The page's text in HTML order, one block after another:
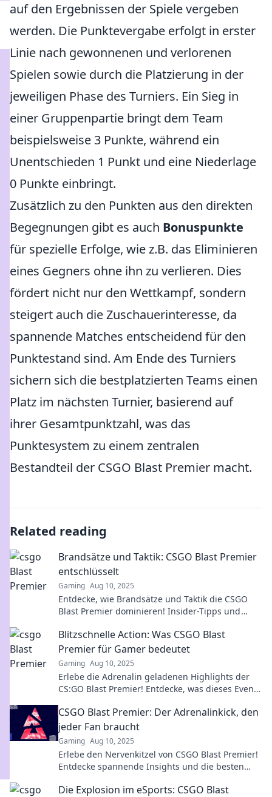
auf den Ergebnissen der Spiele vergeben
werden. Die Punktevergabe erfolgt in erster
Linie nach gewonnenen und verlorenen
Spielen sowie durch die Platzierung in der
jeweiligen Phase des Turniers. Ein Sieg in
einer Gruppenpartie bringt dem Team
beispielsweise 3 Punkte, während ein
Unentschieden 1 Punkt und eine Niederlage
0 Punkte einbringt.
Zusätzlich zu den Punkten aus den direkten
Begegnungen gibt es auch Bonuspunkte
für spezielle Erfolge, wie z.B. das Eliminieren
eines Gegners ohne ihn zu verlieren. Dies
fördert nicht nur den Wettkampf, sondern
steigert auch die Zuschauerinteresse, da
spannende Matches entscheidend für den
Punktestand sind. Am Ende des Turniers
sichern sich die bestplatzierten Teams einen
Platz im nächsten Turnier, basierend auf
ihrer Gesamtpunktzahl, was das
Punktesystem zu einem zentralen
Bestandteil der CSGO Blast Premier macht.
Related reading
Brandsätze und Taktik: CSGO Blast Premier
entschlüsselt
Gaming Aug 10, 2025
Entdecke, wie Brandsätze und Taktik die CSGO
Blast Premier dominieren! Insider-Tipps und
Blitzschnelle Action: Was CSGO Blast
Premier für Gamer bedeutet
Gaming Aug 10, 2025
Erlebe die Adrenalin geladenen Highlights der
CS:GO Blast Premier! Entdecke, was dieses Event
CSGO Blast Premier: Der Adrenalinkick, den
jeder Fan braucht
Gaming Aug 10, 2025
Erlebe den Nervenkitzel von CSGO Blast Premier!
Entdecke spannende Insights und die besten
Die Explosion im eSports: CSGO Blast